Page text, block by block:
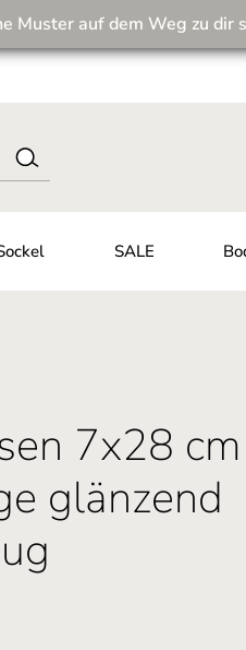
Muster auf dem Weg zu dir
SALE
7x28
glänzend